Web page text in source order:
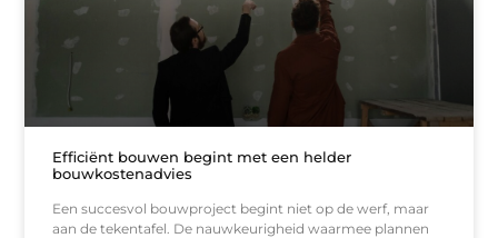
Efficiënt bouwen begint met een helder
bouwkostenadvies
Een succesvol bouwproject begint niet op de werf, maar
aan de tekentafel. De nauwkeurigheid waarmee plannen